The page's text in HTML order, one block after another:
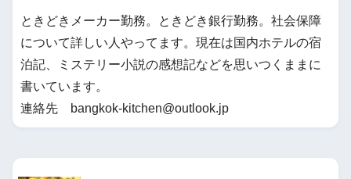
ときどきメーカー勤務。ときどき銀行勤務。社会保障
について詳しい人やってます。現在は国内ホテルの宿
泊記、ミステリー小説の感想記などを思いつくままに
書いています。
連絡先 bangkok-kitchen@outlook.jp